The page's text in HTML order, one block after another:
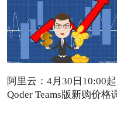
阿里云：4月30日10:00起
Qoder Teams版新购价格